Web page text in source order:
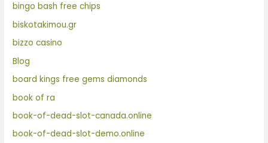
bingo bash free chips
biskotakimou.gr
bizzo casino
Blog
board kings free gems diamonds
book of ra
book-of-dead-slot-canada.online
book-of-dead-slot-demo.online